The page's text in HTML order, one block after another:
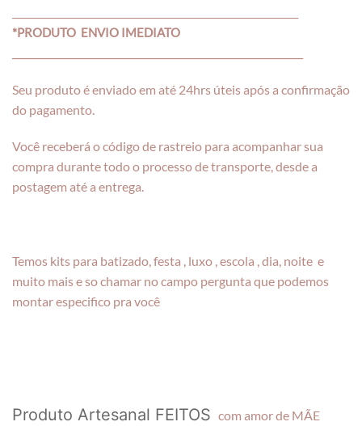
*PRODUTO ENVIO IMEDIATO
Seu produto é enviado em até 24hrs úteis após a confirmação
do pagamento.
Você receberá o código de rastreio para acompanhar sua
compra durante todo o processo de transporte, desde a
postagem até a entrega.
Temos kits para batizado, festa , luxo , escola , dia, noite e
muito mais e so chamar no campo pergunta que podemos
montar especifico pra você
Produto Artesanal FEITOS com amor de MÃE